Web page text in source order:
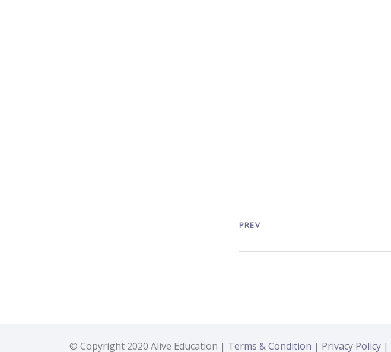
PREV
© Copyright 2020 Alive Education | Terms & Condition | Privacy Policy |